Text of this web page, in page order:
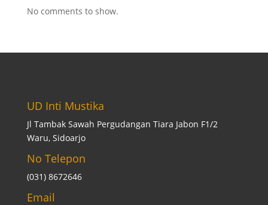
No comments to show.
UD Inti Mustika
Jl Tambak Sawah Pergudangan Tiara Jabon F1/2
Waru, Sidoarjo
No Telepon
(031) 8672646
Email